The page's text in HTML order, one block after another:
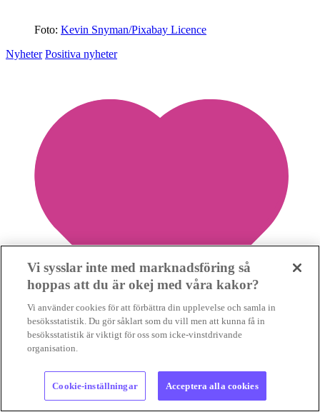
Foto: Kevin Snyman/Pixabay Licence
Nyheter Positiva nyheter
Vi sysslar inte med marknadsföring så
hoppas att du är okej med våra kakor?
Vi använder cookies för att förbättra din upplevelse och samla in
besöksstatistik. Du gör såklart som du vill men att kunna få in
besöksstatistik är viktigt för oss som icke-vinstdrivande
organisation.
Cookie-inställningar Acceptera alla cookies